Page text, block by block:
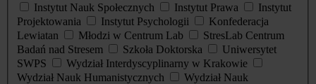
Instytut Nauk Społecznych
Instytut Prawa
Instytut
Projektowania
Instytut Psychologii
Konfederacja
Lewiatan
Młodzi w Centrum Lab
StresLab Centrum
Badań nad Stresem
Szkoła Doktorska
Uniwersytet
SWPS
Wydział Interdyscyplinarny w Krakowie
Wydział Nauk Humanistycznych
Wydział Nauk